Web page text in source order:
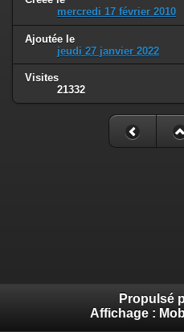
mercredi 17 février 2010
Ajoutée le
jeudi 27 janvier 2022
Visites
21332
Propulsé
Affichage :